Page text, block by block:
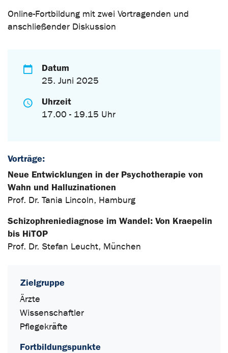
Online-Fortbildung mit zwei Vortragenden und
anschließender Diskussion
Datum
25. Juni 2025
Uhrzeit
17.00 - 19.15 Uhr
Vorträge:
Neue Entwicklungen in der Psychotherapie von
Wahn und Halluzinationen
Prof. Dr. Tania Lincoln, Hamburg
Schizophreniediagnose im Wandel: Von Kraepelin
bis HiTOP
Prof. Dr. Stefan Leucht, München
Zielgruppe
Ärzte
Wissenschaftler
Pflegekräfte
Fortbildungspunkte